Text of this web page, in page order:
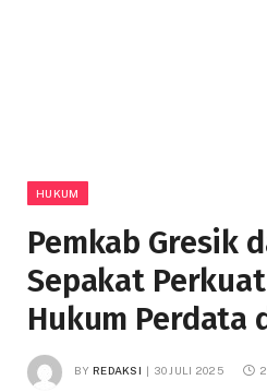
HUKUM
Pemkab Gresik
Sepakat
Hukum Perdata
BY REDAKSI 30 JULI 2025